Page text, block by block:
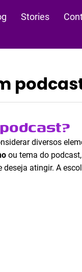
Stories
diversos
ou tema do
atingir. A